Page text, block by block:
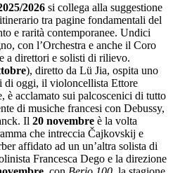
2026 si collega alla suggestione
tra pagine fondamentali del
e rarità contemporanee. Undici
con l’Orchestra e anche il Coro
a direttori e solisti di rilievo.
), diretto da Lü Jia, ospita uno
di oggi, il violoncellista Ettore
è acclamato sui palcoscenici di tutto
di musiche francesi con Debussy,
Il 20 novembre è la volta
che intreccia Čajkovskij e
affidato ad un un’altra solista di
Francesca Dego e la direzione